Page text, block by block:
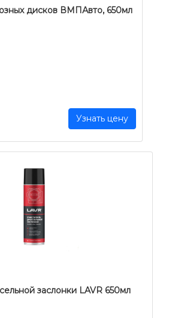
дисков ВМПАвто, 650мл
Узнать цену
заслонки LAVR 650мл